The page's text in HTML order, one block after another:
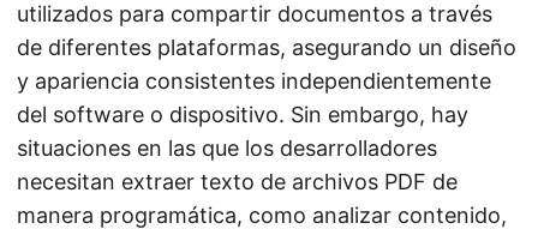
utilizados para compartir documentos a través
de diferentes plataformas, asegurando un diseño
y apariencia consistentes independientemente
del software o dispositivo. Sin embargo, hay
situaciones en las que los desarrolladores
necesitan extraer texto de archivos PDF de
manera programática, como analizar contenido,